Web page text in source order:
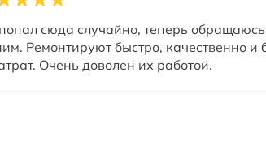
сюда случайно, теперь обращаюсь
Ремонтируют быстро, качественно и
Очень доволен их работой.